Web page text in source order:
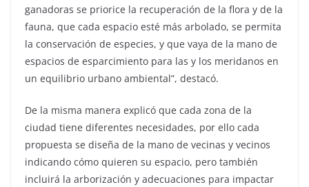
ganadoras se priorice la recuperación de la flora y de la
fauna, que cada espacio esté más arbolado, se permita
la conservación de especies, y que vaya de la mano de
espacios de esparcimiento para las y los meridanos en
un equilibrio urbano ambiental”, destacó.
De la misma manera explicó que cada zona de la
ciudad tiene diferentes necesidades, por ello cada
propuesta se diseña de la mano de vecinas y vecinos
indicando cómo quieren su espacio, pero también
incluirá la arborización y adecuaciones para impactar